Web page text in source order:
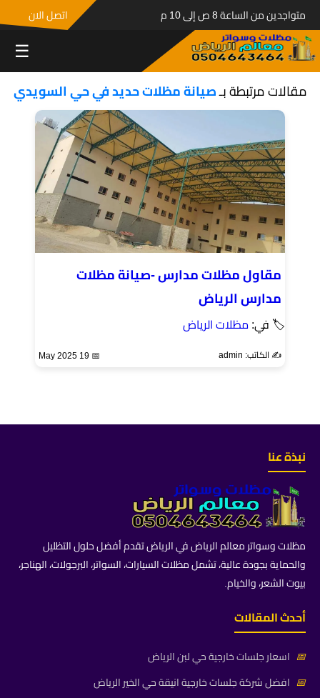
متواجدين من الساعة 8 ص إلى 10 م اتصل الان
☰
مقالات مرتبطة بـصيانة مظلات حديد في حي السويدي
مقاول مظلات مدارس -صيانة مظلات
مدارس الرياض
🏷 في: مظلات الرياض
✍️ الكاتب: admin 📅 19 May 2025
نبذة عنا
مظلات وسواتر معالم الرياض في الرياض تقدم أفضل حلول التظليل
والحماية بجودة عالية، تشمل مظلات السيارات، السواتر، البرجولات، الهناجر،
بيوت الشعر، والخيام.
أحدث المقالات
📅 اسعار جلسات خارجية حي لبن الرياض
📅 افضل شركة جلسات خارجية انيقة حي الخير الرياض